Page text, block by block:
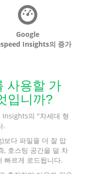
Google
Insights의 증가
사용할 가
입니까?
의 "차세대 형
.
보다 파일을 더 잘 압
, 호스팅 공간을 덜 차
빠르게 로드됩니다.